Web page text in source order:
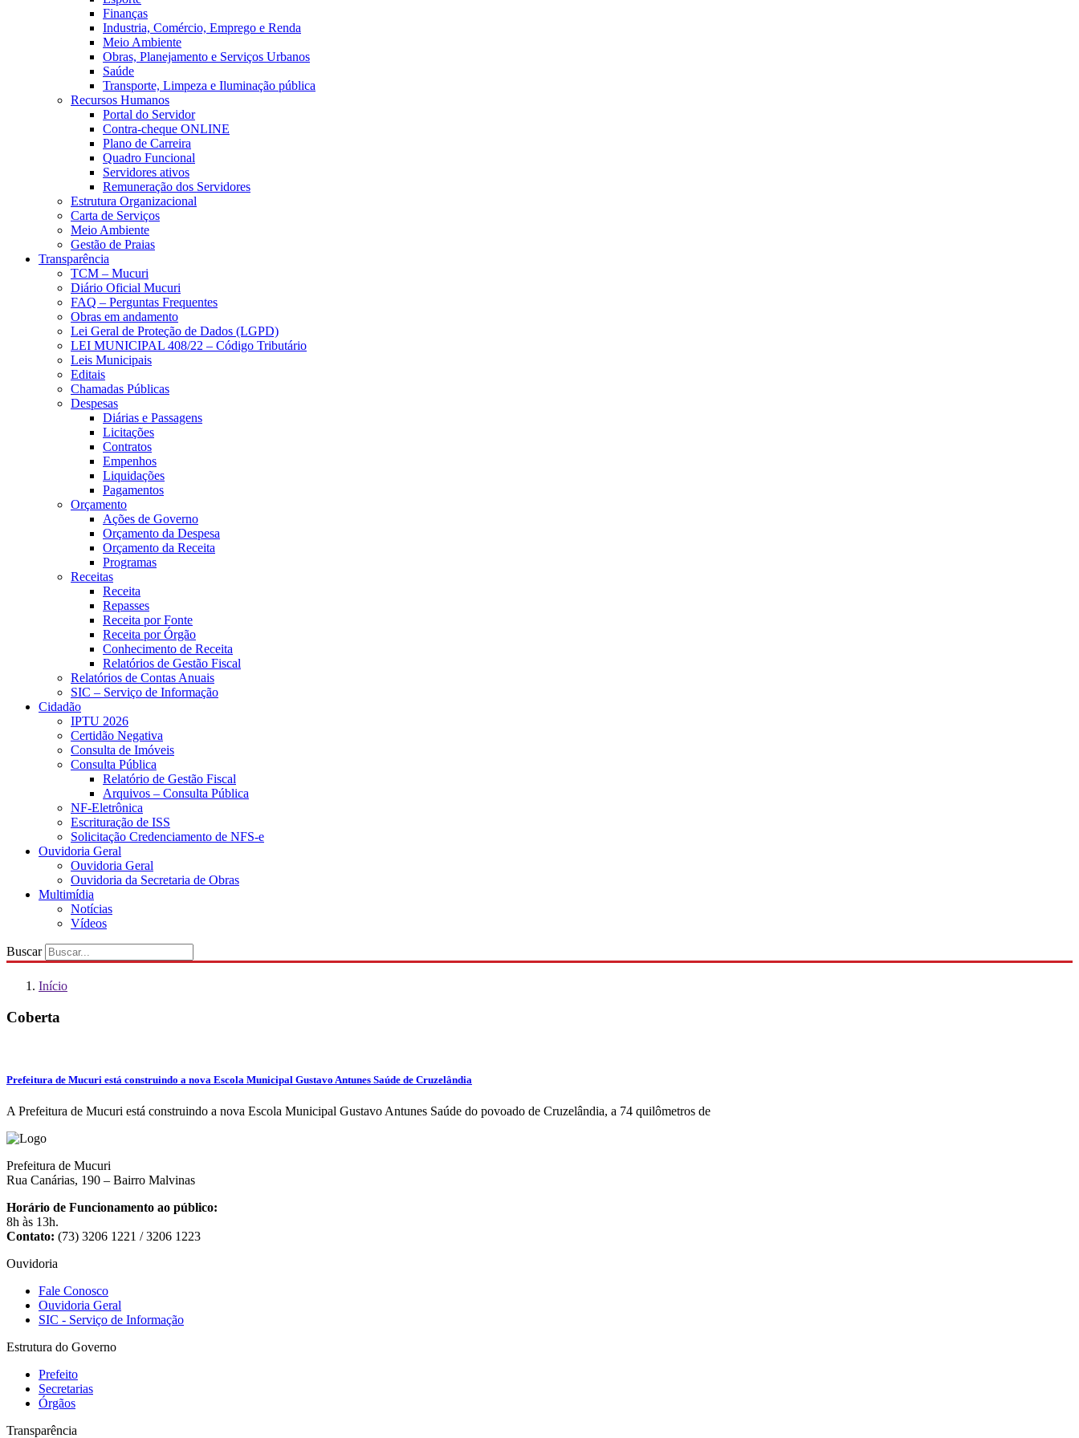
Finanças
Industria, Comércio, Emprego e Renda
Meio Ambiente
Obras, Planejamento e Serviços Urbanos
Saúde
Transporte, Limpeza e Iluminação pública
Recursos Humanos
Portal do Servidor
Contra-cheque ONLINE
Plano de Carreira
Quadro Funcional
Servidores ativos
Remuneração dos Servidores
Estrutura Organizacional
Carta de Serviços
Meio Ambiente
Gestão de Praias
Transparência
TCM – Mucuri
Diário Oficial Mucuri
FAQ – Perguntas Frequentes
Obras em andamento
Lei Geral de Proteção de Dados (LGPD)
LEI MUNICIPAL 408/22 – Código Tributário
Leis Municipais
Editais
Chamadas Públicas
Despesas
Diárias e Passagens
Licitações
Contratos
Empenhos
Liquidações
Pagamentos
Orçamento
Ações de Governo
Orçamento da Despesa
Orçamento da Receita
Programas
Receitas
Receita
Repasses
Receita por Fonte
Receita por Órgão
Conhecimento de Receita
Relatórios de Gestão Fiscal
Relatórios de Contas Anuais
SIC – Serviço de Informação
Cidadão
IPTU 2026
Certidão Negativa
Consulta de Imóveis
Consulta Pública
Relatório de Gestão Fiscal
Arquivos – Consulta Pública
NF-Eletrônica
Escrituração de ISS
Solicitação Credenciamento de NFS-e
Ouvidoria Geral
Ouvidoria Geral
Ouvidoria da Secretaria de Obras
Multimídia
Notícias
Vídeos
Buscar
Início
Coberta
Prefeitura de Mucuri está construindo a nova Escola Municipal Gustavo Antunes Saúde de Cruzelândia
A Prefeitura de Mucuri está construindo a nova Escola Municipal Gustavo Antunes Saúde do povoado de Cruzelândia, a 74 quilômetros de
Prefeitura de Mucuri
Rua Canárias, 190 – Bairro Malvinas
Horário de Funcionamento ao público:
8h às 13h.
Contato: (73) 3206 1221 / 3206 1223
Ouvidoria
Fale Conosco
Ouvidoria Geral
SIC - Serviço de Informação
Estrutura do Governo
Prefeito
Secretarias
Órgãos
Transparência